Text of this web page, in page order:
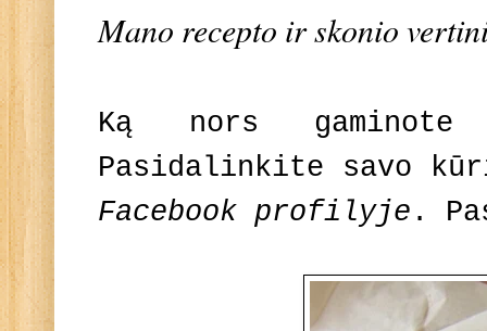
Mano recepto ir skonio
Ką nors
Pasidalinkite savo
Facebook profilyje .